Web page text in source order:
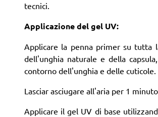
tecnici.
Applicazione del gel UV:
Applicare la penna primer su tutta
dell'unghia naturale e della
contorno dell'unghia e delle cuticole.
Lasciar asciugare all'aria per 1
Applicare il gel UV di base